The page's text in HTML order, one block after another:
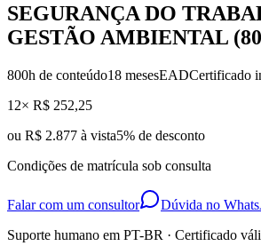
SEGURANÇA DO
GESTÃO AMBIENTAL
800h de conteúdo18 mesesEADCertificado
12× R$ 252,25
ou R$ 2.877 à vista5% de desconto
Condições de matrícula sob consulta
Falar com um consultor
Dúvida no
Suporte humano em PT-BR · Certificado